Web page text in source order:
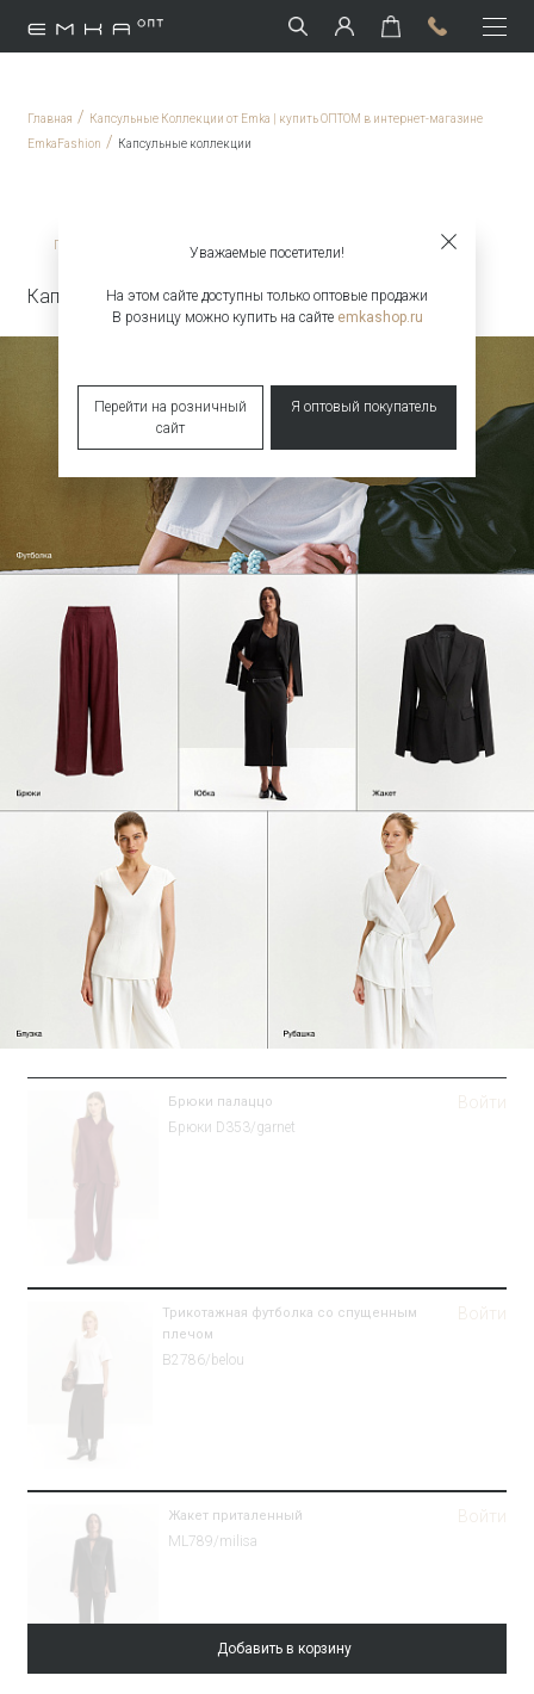
Главная / Капсульные Коллекции от Emka | купить ОПТОМ в интернет-магазине
EmkaFashion / Капсульные коллекции
Главная Капсульные коллекции
Капсульная коллекция Snow White & Raven
Брюки палаццо
Брюки D353/garnet
Войти
Уважаемые посетители!
На этом сайте доступны только оптовые продажи
В розницу можно купить на сайте emkashop.ru
Перейти на розничный
сайт
Я оптовый покупатель
Трикотажная футболка со спущенным
плечом
B2786/belou
Войти
Жакет приталенный
ML789/milisa
Войти
Добавить в корзину